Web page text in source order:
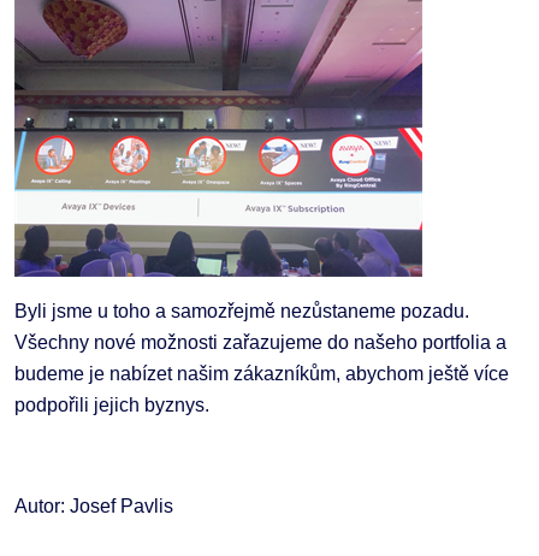
Byli jsme u toho a samozřejmě nezůstaneme pozadu.
Všechny nové možnosti zařazujeme do našeho portfolia a
budeme je nabízet našim zákazníkům, abychom ještě více
podpořili jejich byznys.
Autor: Josef Pavlis